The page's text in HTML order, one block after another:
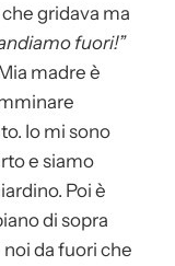
gridava ma
fuori!”
madre è
Io mi sono
e siamo
Poi è
di sopra
da fuori che